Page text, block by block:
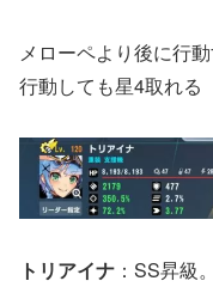
メローペより後に行
行動しても星4取れる
トリアイナ ：SS昇級